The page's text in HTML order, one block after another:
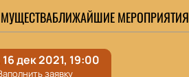
БЛИЖАЙШИЕ МЕРОПРИЯТИЯ